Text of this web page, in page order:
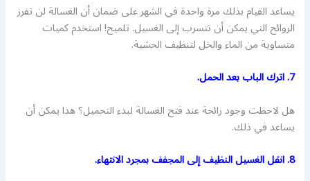
يساعد القيام بذلك مرة واحدة في الشهر على ضمان أن الغسالة لن تفرز
الروائح التي يمكن أن تتسرب إلى الغسيل. تلميح! استخدم كميات
متساوية من الماء والخل لتنظيف الحشية.
7. اترك الباب بعد الحمل.
هل لاحظت وجود رائحة عند فتح الغسالة لبدء التحميل؟ هذا يمكن أن
يساعد في ذلك.
8. انقل الغسيل النظيف إلى المجفف بمجرد الانتهاء.